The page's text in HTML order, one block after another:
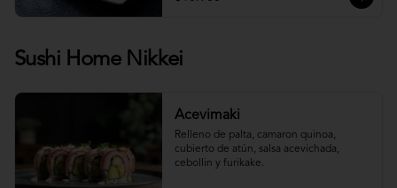
Sushi Home Nikkei
Acevimaki
Relleno de palta, camaron quinoa,
cubierto de atún, salsa acevichada,
cebollin y furikake.